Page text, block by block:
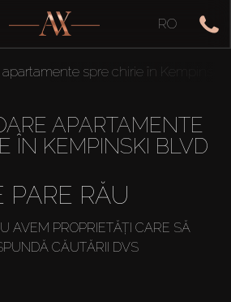
RO
spre chirie în Kempinski
APARTAMENTE
ÎN KEMPINSKI BLVD
PARE RĂU
AVEM PROPRIETĂȚI CARE SĂ
CĂUTĂRII DVS